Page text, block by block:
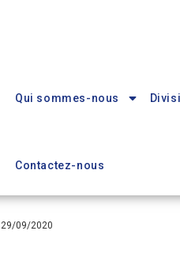
navigation
Qui sommes-nous
Contactez-nous
29/09/2020